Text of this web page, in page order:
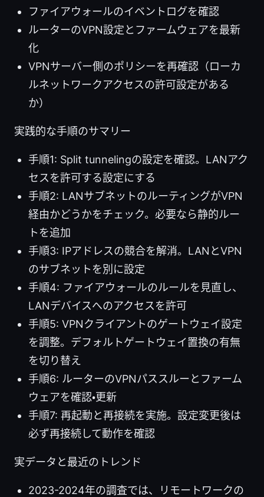
ファイアウォールのイベントログを確認
ルーターのVPN設定とファームウェアを最新
化
VPNサーバー側のポリシーを再確認（ローカ
ルネットワークアクセスの許可設定がある
か）
実践的な手順のサマリー
手順1: Split tunnelingの設定を確認。LANアク
セスを許可する設定にする
手順2: LANサブネットのルーティングがVPN
経由かどうかをチェック。必要なら静的ルー
トを追加
手順3: IPアドレスの競合を解消。LANとVPN
のサブネットを別に設定
手順4: ファイアウォールのルールを見直し、
LANデバイスへのアクセスを許可
手順5: VPNクライアントのゲートウェイ設定
を調整。デフォルトゲートウェイ置換の有無
を切り替え
手順6: ルーターのVPNパススルーとファーム
ウェアを確認・更新
手順7: 再起動と再接続を実施。設定変更後は
必ず再接続して動作を確認
実データと最近のトレンド
2023-2024年の調査では、リモートワークの